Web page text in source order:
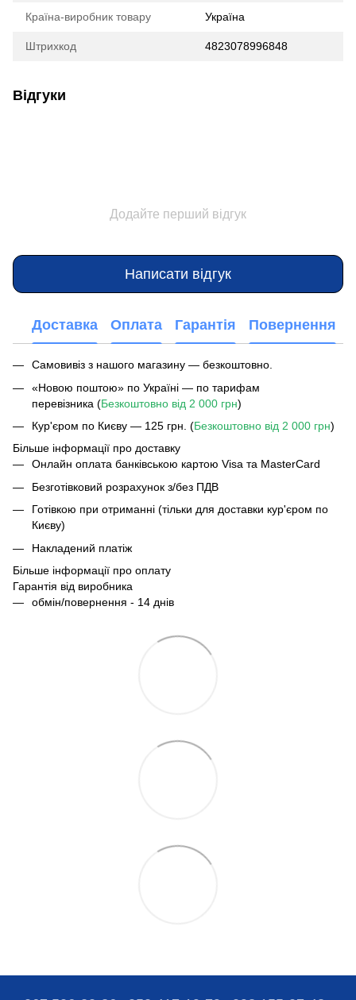
Країна-виробник товару Україна
Штрихкод 4823078996848
Відгуки
Додайте перший відгук
Написати відгук
Доставка Оплата Гарантія Повернення
Самовивіз з нашого магазину — безкоштовно.
«Новою поштою» по Україні — по тарифам
перевізника (Безкоштовно від 2 000 грн)
Кур'єром по Києву — 125 грн. (Безкоштовно від 2 000 грн)
Більше інформації про доставку
Онлайн оплата банківською картою Visa та MasterCard
Безготівковий розрахунок з/без ПДВ
Готівкою при отриманні (тільки для доставки кур'єром по
Києву)
Накладений платіж
Більше інформації про оплату
Гарантія від виробника
обмін/повернення - 14 днів